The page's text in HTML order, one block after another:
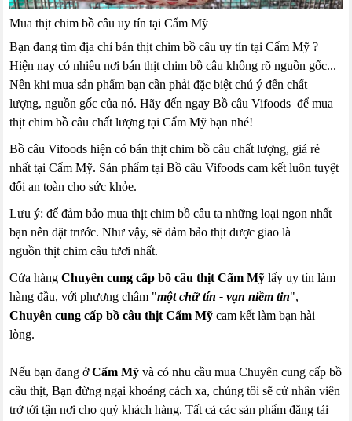
Mua thịt chim bồ câu uy tín tại Cẩm Mỹ
Bạn đang tìm địa chỉ bán thịt chim bồ câu uy tín tại Cẩm Mỹ ?
Hiện nay có nhiều nơi bán thịt chim bồ câu không rõ nguồn gốc...
Nên khi mua sản phẩm bạn cần phải đặc biệt chú ý đến chất
lượng, nguồn gốc của nó. Hãy đến ngay Bồ câu Vifoods để mua
thịt chim bồ câu chất lượng tại Cẩm Mỹ bạn nhé!
Bồ câu Vifoods hiện có bán thịt chim bồ câu chất lượng, giá rẻ
nhất tại Cẩm Mỹ. Sản phẩm tại Bồ câu Vifoods cam kết luôn tuyệt
đối an toàn cho sức khỏe.
Lưu ý: để đảm bảo mua thịt chim bồ câu ta những loại ngon nhất
bạn nên đặt trước. Như vậy, sẽ đảm bảo thịt được giao là
nguồn thịt chim câu tươi nhất.
Cửa hàngChuyên cung cấp bồ câu thịt Cẩm Mỹ lấy uy tín làm
hàng đầu, với phương châm "một chữ tín - vạn niềm tin",
Chuyên cung cấp bồ câu thịt Cẩm Mỹ cam kết làm bạn hài
lòng.
Nếu bạn đang ởCẩm Mỹ và có nhu cầu mua Chuyên cung cấp bồ
câu thịt, Bạn đừng ngại khoảng cách xa, chúng tôi sẽ cử nhân viên
trở tới tận nơi cho quý khách hàng. Tất cả các sản phẩm đăng tải